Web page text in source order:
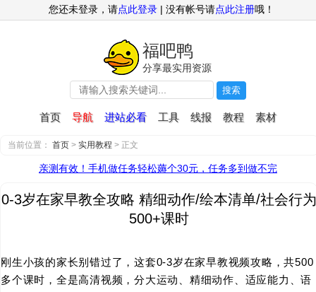
福吧鸭
分享最实用资源
搜索
首页 导航 进站必看 工具 线报 教程 素材
您还未登录，请点此登录 | 没有帐号请点此注册哦！
当前位置： 首页 > 实用教程 > 正文
亲测有效！手机做任务轻松薅个30元，任务多到做不完
0-3岁在家早教全攻略 精细动作/绘本清单/社会行为
500+课时
刚生小孩的家长别错过了，这套0-3岁在家早教视频攻略，共500
多个课时，全是高清视频，分大运动、精细动作、适应能力、语